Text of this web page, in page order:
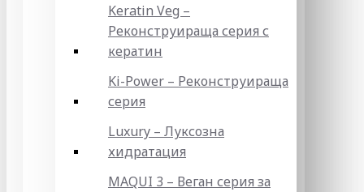
Keratin Veg –
Реконструираща серия с
кератин
Ki-Power – Реконструираща
серия
Luxury – Луксозна
хидратация
MAQUI 3 – Веган серия за